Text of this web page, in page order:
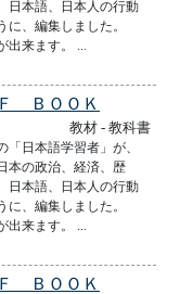
本語、日本人の行動
、編集しました。
出来ます。 ...
ＢＯＯＫ
教材 - 教科書
日本語学習者」が、
本の政治、経済、歴
本語、日本人の行動
、編集しました。
出来ます。 ...
ＢＯＯＫ